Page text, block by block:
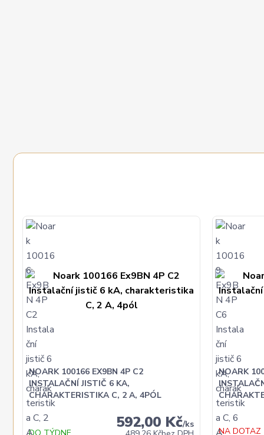
NOARK 100166 EX9BN 4P C2
INSTALAČNÍ JISTIČ 6 KA,
CHARAKTERISTIKA C, 2 A, 4PÓL
592,00 Kč/ks
NOARK
NA DOTAZ